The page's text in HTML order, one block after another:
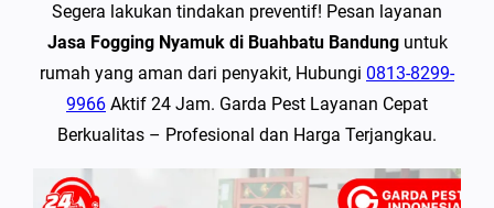
Segera lakukan tindakan preventif! Pesan layanan
Jasa Fogging Nyamuk di Buahbatu Bandunguntuk
rumah yang aman dari penyakit, Hubungi 0813-8299-
9966 Aktif 24 Jam. Garda Pest Layanan Cepat
Berkualitas – Profesional dan Harga Terjangkau.